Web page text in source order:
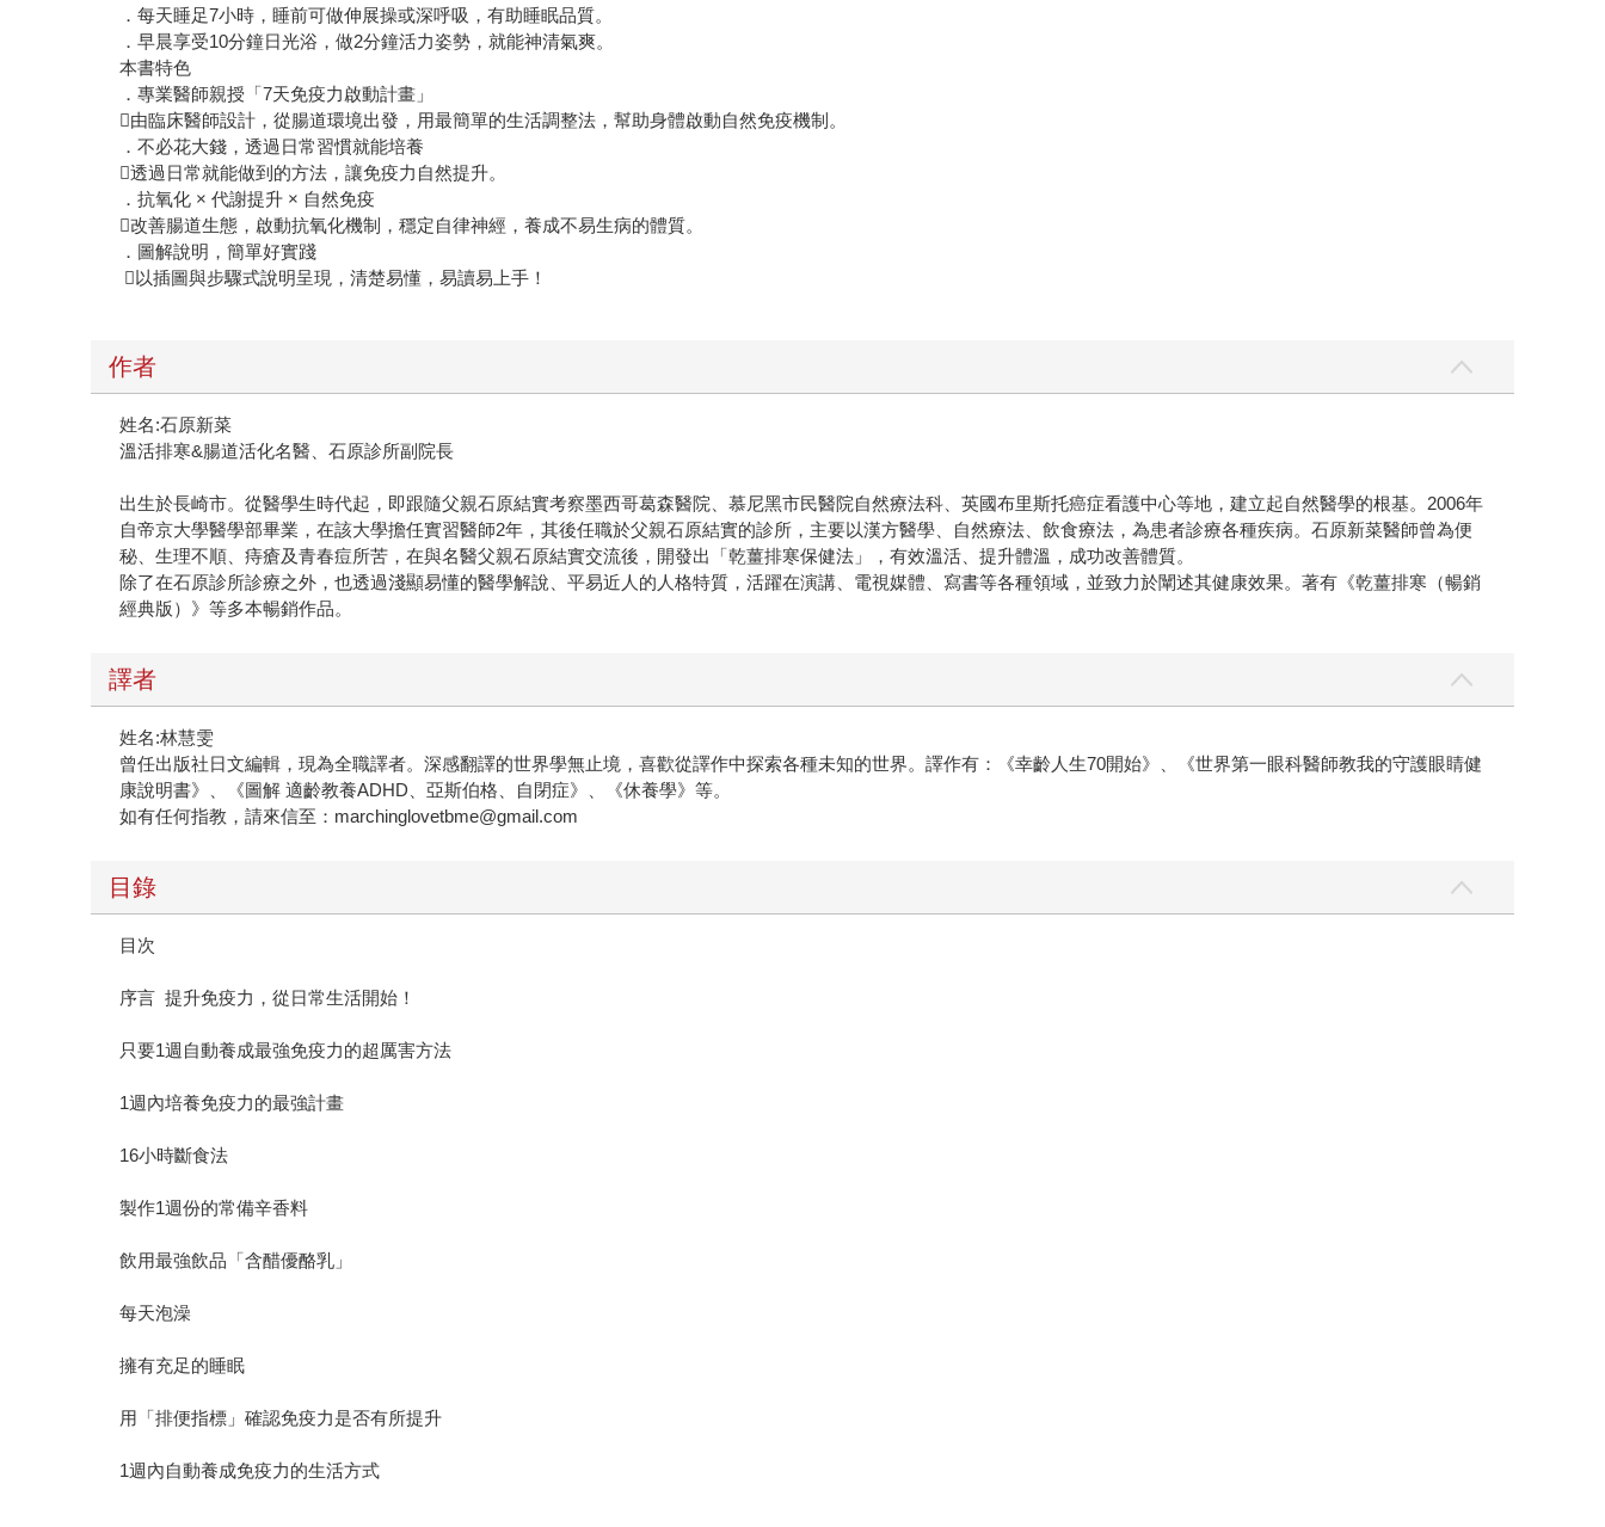
．每天睡足7小時，睡前可做伸展操或深呼吸，有助睡眠品質。
．早晨享受10分鐘日光浴，做2分鐘活力姿勢，就能神清氣爽。
本書特色
．專業醫師親授「7天免疫力啟動計畫」
由臨床醫師設計，從腸道環境出發，用最簡單的生活調整法，幫助身體啟動自然免疫機制。
．不必花大錢，透過日常習慣就能培養
透過日常就能做到的方法，讓免疫力自然提升。
．抗氧化 × 代謝提升 × 自然免疫
改善腸道生態，啟動抗氧化機制，穩定自律神經，養成不易生病的體質。
．圖解說明，簡單好實踐
以插圖與步驟式說明呈現，清楚易懂，易讀易上手！
作者
姓名:石原新菜
溫活排寒&腸道活化名醫、石原診所副院長
出生於長崎市。從醫學生時代起，即跟隨父親石原結實考察墨西哥葛森醫院、慕尼黑市民醫院自然療法科、英國布里斯托癌症看護中心等地，建立起自然醫學的根基。2006年
自帝京大學醫學部畢業，在該大學擔任實習醫師2年，其後任職於父親石原結實的診所，主要以漢方醫學、自然療法、飲食療法，為患者診療各種疾病。石原新菜醫師曾為便
秘、生理不順、痔瘡及青春痘所苦，在與名醫父親石原結實交流後，開發出「乾薑排寒保健法」，有效溫活、提升體溫，成功改善體質。
除了在石原診所診療之外，也透過淺顯易懂的醫學解說、平易近人的人格特質，活躍在演講、電視媒體、寫書等各種領域，並致力於闡述其健康效果。著有《乾薑排寒（暢銷
經典版）》等多本暢銷作品。
譯者
姓名:林慧雯
曾任出版社日文編輯，現為全職譯者。深感翻譯的世界學無止境，喜歡從譯作中探索各種未知的世界。譯作有：《幸齡人生70開始》、《世界第一眼科醫師教我的守護眼睛健
康說明書》、《圖解 適齡教養ADHD、亞斯伯格、自閉症》、《休養學》等。
如有任何指教，請來信至：marchinglovetbme@gmail.com
目錄
目次
序言 提升免疫力，從日常生活開始！
只要1週自動養成最強免疫力的超厲害方法
1週內培養免疫力的最強計畫
16小時斷食法
製作1週份的常備辛香料
飲用最強飲品「含醋優酪乳」
每天泡澡
擁有充足的睡眠
用「排便指標」確認免疫力是否有所提升
1週內自動養成免疫力的生活方式